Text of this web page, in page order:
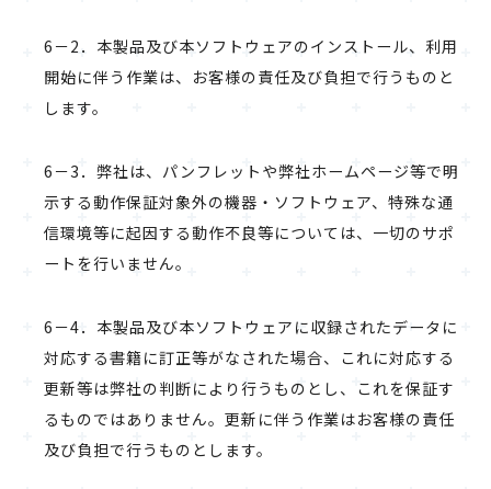
6－2．本製品及び本ソフトウェアのインストール、利用
開始に伴う作業は、お客様の責任及び負担で行うものと
します。
6－3．弊社は、パンフレットや弊社ホームページ等で明
示する動作保証対象外の機器・ソフトウェア、特殊な通
信環境等に起因する動作不良等については、一切のサポ
ートを行いません。
6－4．本製品及び本ソフトウェアに収録されたデータに
対応する書籍に訂正等がなされた場合、これに対応する
更新等は弊社の判断により行うものとし、これを保証す
るものではありません。更新に伴う作業はお客様の責任
及び負担で行うものとします。